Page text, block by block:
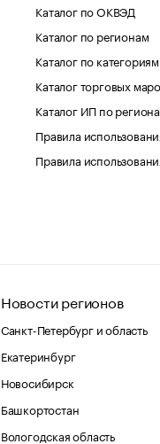
Каталог по ОКВЭД
Каталог по регионам
Каталог по категориям
Каталог торговых
Каталог ИП по
Правила
Правила
Новости регионов
Санкт-Петербург и область
Екатеринбург
Новосибирск
Башкортостан
Вологодская область